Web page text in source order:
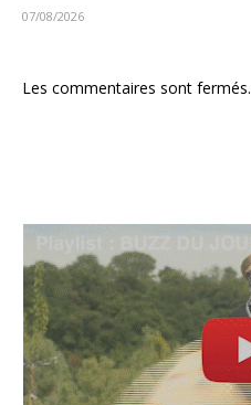
07/08/2026
Les commentaires sont fermés.